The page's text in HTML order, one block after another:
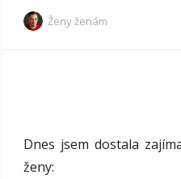
Ženy ženám
Dnes jsem dostala
ženy: